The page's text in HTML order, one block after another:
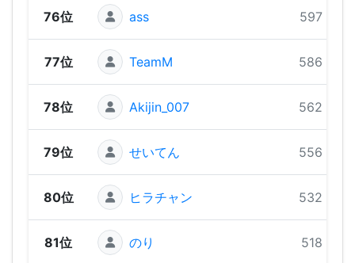
76位 ass 597 pts
77位 TeamM 586 pts
78位 Akijin_007 562 pts
79位 せいてん 556 pts
80位 ヒラチャン 532 pts
81位 のり 518 pts